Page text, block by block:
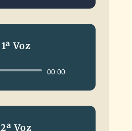
1ª Voz
Reproductor00:00
2ª Voz